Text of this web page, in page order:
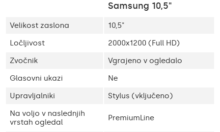
Samsung 10,5"
Velikost zaslona
10,5"
Ločljivost
2000x1200 (Full HD)
Zvočnik
Vgrajeno v ogledalo
Glasovni ukazi
Ne
Upravljalniki
Stylus (vključeno)
Na voljo v naslednjih
vrstah ogledal
PremiumLine